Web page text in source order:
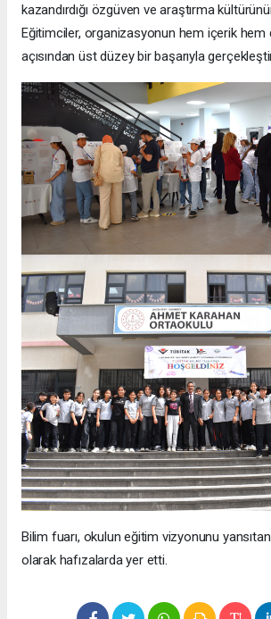
kazandırdığı özgüven ve araştırma
Eğitimciler, organizasyonun hem içerik hem
açısından üst düzey bir başarıyla
Bilim fuarı, okulun eğitim vizyonunu
olarak hafızalarda yer etti.